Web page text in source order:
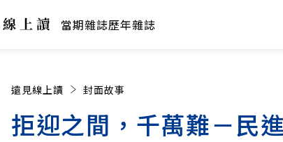
當期雜誌歷年雜誌
遠見線上讀 封面故事
拒迎之間，千萬難－民